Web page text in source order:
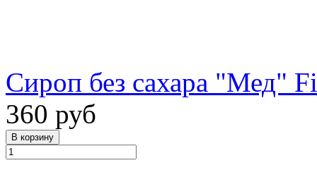
Сироп без сахара "Мед"
360 руб